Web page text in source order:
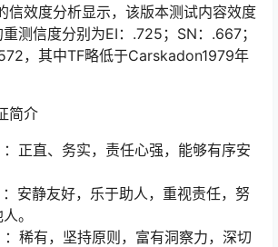
信效度分析显示，该版本测试内容效度
测信度分别为EI：.725；SN：.667；
，其中TF略低于Carskadon1979年
简介
正直、务实，责任心强，能够有序安
安静友好，乐于助人，重视责任，努
。
稀有，坚持原则，富有洞察力，深切